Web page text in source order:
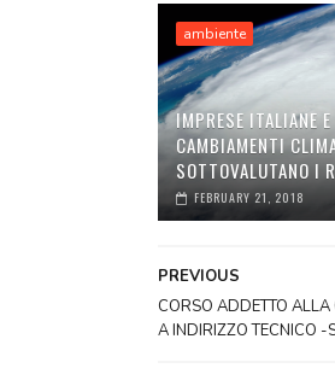
ambiente
IMPRESE ITALIANE E
CAMBIAMENTI
SOTTOVALUTANO I
FEBRUARY 21, 2018
PREVIOUS
CORSO ADDETTO
A INDIRIZZO TECNICO -